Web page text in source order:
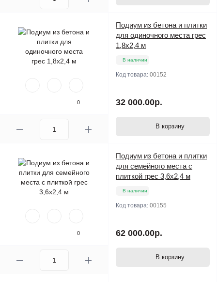
0
Подиум из бетона и плитки
для одиночного места грес
1,8х2,4 м
В наличии
Код товара: 00152
32 000.00р.
В корзину
0
Подиум из бетона и плитки
для семейного места с
плиткой грес 3,6х2,4 м
В наличии
Код товара: 00155
62 000.00р.
В корзину